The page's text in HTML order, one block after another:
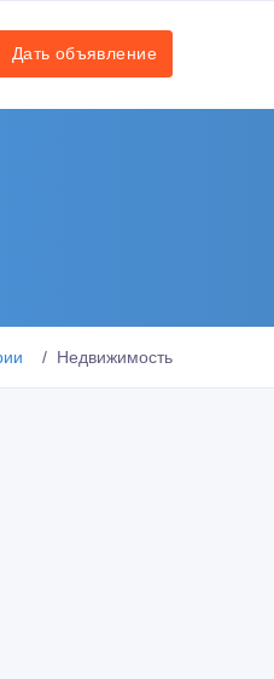
Дать объявление
Недвижимость